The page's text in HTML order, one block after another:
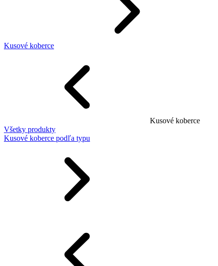
Kusové koberce
Kusové koberce
Všetky produkty
Kusové koberce podľa typu